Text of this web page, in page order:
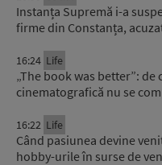
Instanța Supremă i-a
firme din Constanța,
16:24 Life
„The book was better”: de
cinematografică nu se
16:22 Life
Când pasiunea devine
hobby-urile în surse de